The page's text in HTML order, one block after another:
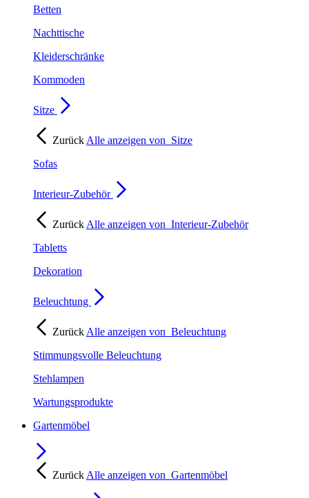
Betten
Nachttische
Kleiderschränke
Kommoden
Sitze
Zurück Alle anzeigen von Sitze
Sofas
Interieur-Zubehör
Zurück Alle anzeigen von Interieur-Zubehör
Tabletts
Dekoration
Beleuchtung
Zurück Alle anzeigen von Beleuchtung
Stimmungsvolle Beleuchtung
Stehlampen
Wartungsprodukte
Gartenmöbel
Zurück Alle anzeigen von Gartenmöbel